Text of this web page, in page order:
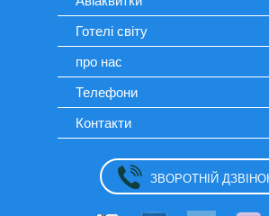
Готелі світу
про нас
Телефони
Контакти
ЗВОРОТНІЙ